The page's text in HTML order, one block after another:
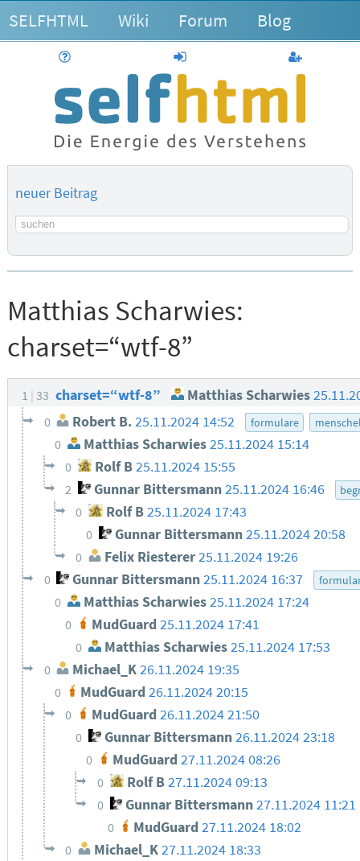
SELFHTML Wiki Forum Blog
anmelden
neuer Beitrag
Suchbegriff
Matthias Scharwies:
charset=“wtf-8”
1 33 charset=“wtf-8” Matthias Scharwies
0 Robert B.25.11.2024 14:52 formulare
0 Matthias Scharwies 25.11.2024 15:14
0 Rolf B 25.11.2024 15:55
2 Gunnar Bittersmann25.11.2024 16:46
0 Rolf B25.11.2024 17:43
0 Gunnar Bittersmann25.11.2024 20:58
0 Felix Riesterer25.11.2024 19:26
0 Gunnar Bittersmann25.11.2024 16:37
0 Matthias Scharwies 25.11.2024 17:24
0 MudGuard 25.11.2024 17:41
0 Matthias Scharwies25.11.2024 17:53
0 Michael_K26.11.2024 19:35
0 MudGuard 26.11.2024 20:15
0 MudGuard 26.11.2024 21:50
0 Gunnar Bittersmann26.11.2024 23:18
0 MudGuard 27.11.2024 08:26
0 Rolf B27.11.2024 09:13
0 Gunnar Bittersmann27.11.2024 11:21
0 MudGuard 27.11.2024 18:02
0 Michael_K27.11.2024 18:33